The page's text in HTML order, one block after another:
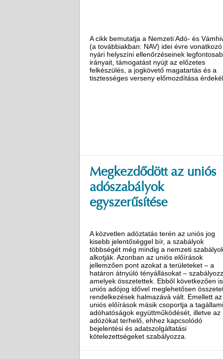
A cikk bemutatja a Nemzeti Adó- és
(a továbbiakban: NAV) idei évre vonatkozó
nyári helyszíni ellenőrzéseinek
irányait, támogatást nyújt az előzetes
felkészülés, a jogkövető magatartás és a
tisztességes verseny előmozdítása
Megkezdődött az uniós
adószabályok
egyszerűsítése
A közvetlen adóztatás terén az uniós jog
kisebb jelentőséggel bír, a szabályok
többségét még mindig a nemzeti
alkotják. Azonban az uniós előírások
jellemzően pont azokat a területeket – a
határon átnyúló tényállásokat –
amelyek összetettek. Ebből következően
uniós adójog idővel meglehetősen
rendelkezések halmazává vált. Emellett az
uniós előírások másik csoportja a tagállami
adóhatóságok együttműködését, illetve az
adózókat terhelő, ehhez kapcsolódó
bejelentési és adatszolgáltatási
kötelezettségeket szabályozza.